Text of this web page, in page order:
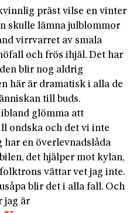
präst vilse en vinter
skulle lämna julblommor
virrvarret av smala
och frös ihjäl. Det har
blir nog aldrig
här är dramatisk i alla de
till buds.
glömma att
ondska och det vi inte
har en överlevnadslåda
det hjälper mot kylan,
vättar vet jag inte.
blir det i alla fall. Och
jag är